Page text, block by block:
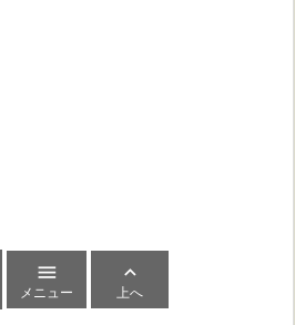

メニュー

上へ